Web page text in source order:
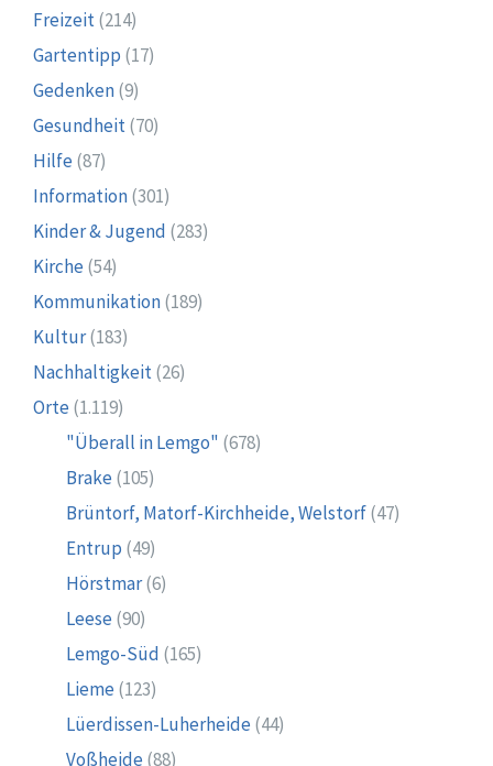
Freizeit(214)
Gartentipp (17)
Gedenken(9)
Gesundheit(70)
Hilfe (87)
Information(301)
Kinder & Jugend (283)
Kirche (54)
Kommunikation(189)
Kultur(183)
Nachhaltigkeit(26)
Orte (1.119)
"Überall in Lemgo" (678)
Brake (105)
Brüntorf, Matorf-Kirchheide, Welstorf(47)
Entrup (49)
Hörstmar(6)
Leese (90)
Lemgo-Süd (165)
Lieme (123)
Lüerdissen-Luherheide (44)
Voßheide (88)